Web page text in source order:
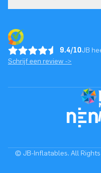
9.4/10JB
Schrijf een review ->
© JB-Inflatables. All Rights